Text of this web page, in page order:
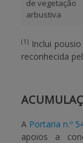
de vegetação
arbustiva
(1) Inclui
reconhecida
A Portaria n.º
apoios a